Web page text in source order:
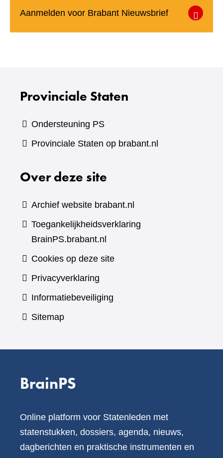
Aanmelden voor Brabant Nieuwsbrief(verwijst
Provinciale Staten
Ondersteuning PS
Provinciale Staten op brabant.nl
Over deze site
Archief website brabant.nl
Toegankelijkheidsverklaring
BrainPS.brabant.nl
Cookies op deze site
Privacyverklaring
Informatiebeveiliging
Sitemap
BrainPS
Online platform voor Statenleden met
statenstukken, dossiers, agenda, nieuws,
dagberichten en praktische instrumenten en